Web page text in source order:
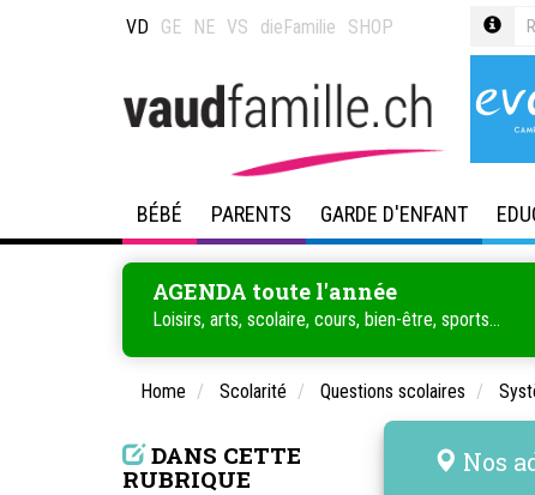
VD GE NE VS dieFamilie SHOP
BÉBÉ PARENTS GARDE D'ENFANT
AGENDA toute l'année
Loisirs, arts, scolaire, cours, bien-être, sports...
Home Scolarité Questions scolaires
DANS CETTE
RUBRIQUE
Nos